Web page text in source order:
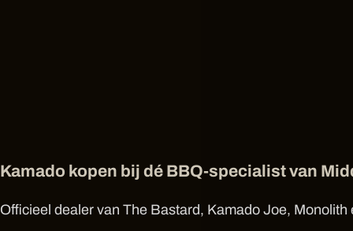
Kamado kopen bij dé BBQ-specialist van
Officieel dealer van The Bastard, Kamado Joe,